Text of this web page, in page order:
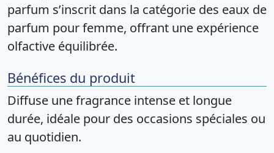
parfum s’inscrit dans la catégorie des eaux de
parfum pour femme, offrant une expérience
olfactive équilibrée.
Bénéfices du produit
Diffuse une fragrance intense et longue
durée, idéale pour des occasions spéciales ou
au quotidien.